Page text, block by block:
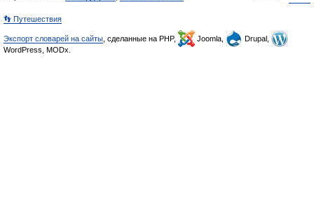
👣 Путешествия
Экспорт словарей на сайты , сделанные на PHP, Joomla,
Drupal,
WordPress, MODx.